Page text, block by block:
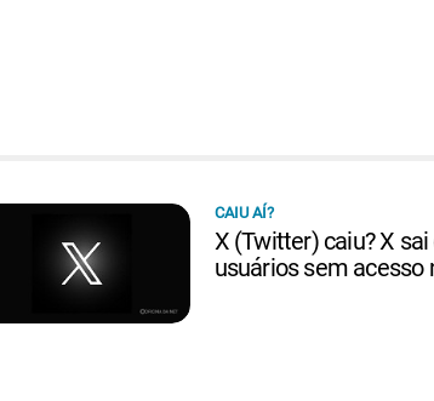
CAIU AÍ?
X (Twitter) caiu? X
usuários sem acesso